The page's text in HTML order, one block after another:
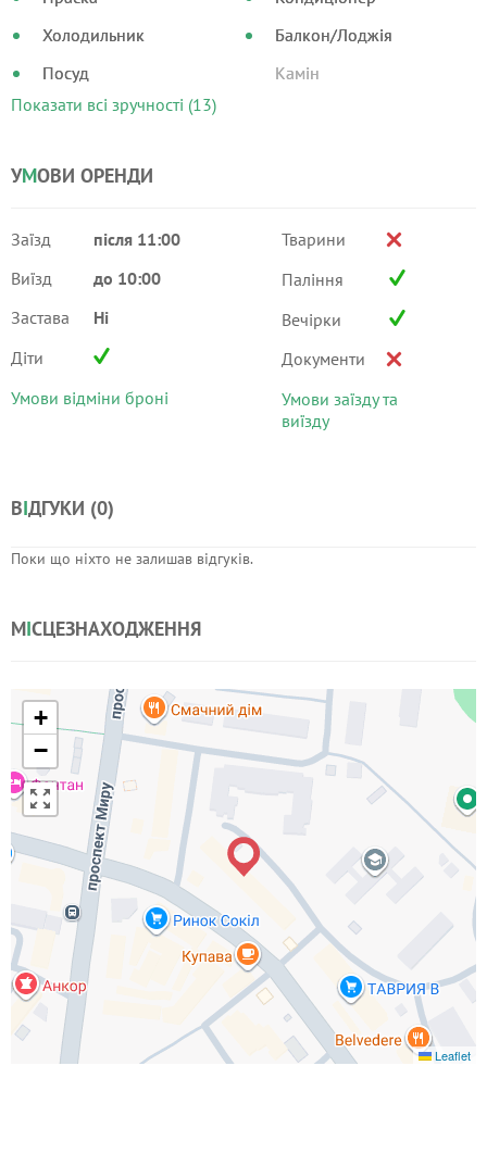
Холодильник
Посуд
Балкон/Лоджія
Камін
Показати всі зручності (13)
УМОВИ ОРЕНДИ
Заїзд
після 11:00
Виїзд
до 10:00
Застава
Ні
Діти
Умови відміни броні
Тварини
Паління
Вечірки
Документи
Умови заїзду та
виїзду
ВІДГУКИ (0)
Поки що ніхто не залишав відгуків.
МІСЦЕЗНАХОДЖЕННЯ
+
−
Leaflet